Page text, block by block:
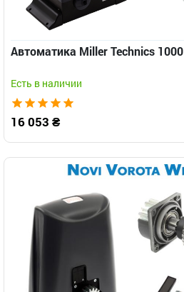
Автоматика Miller Technics 1000
Есть в наличии
16 053 ₴